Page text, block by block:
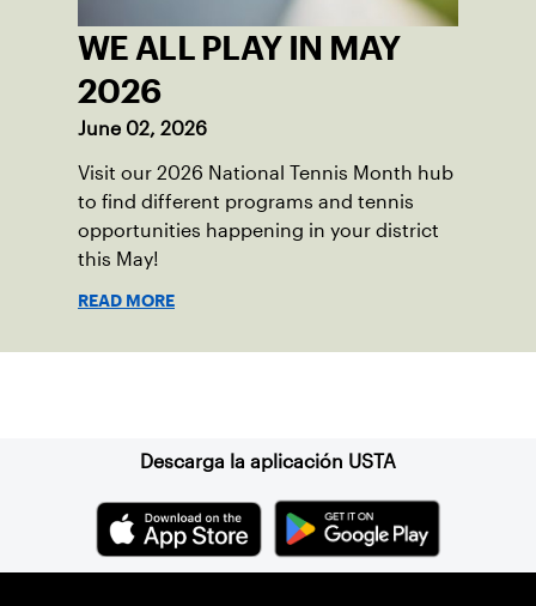
WE ALL PLAY IN MAY
2026
June 02, 2026
Visit our 2026 National Tennis Month hub
to find different programs and tennis
opportunities happening in your district
this May!
READ MORE
Descarga la aplicación USTA